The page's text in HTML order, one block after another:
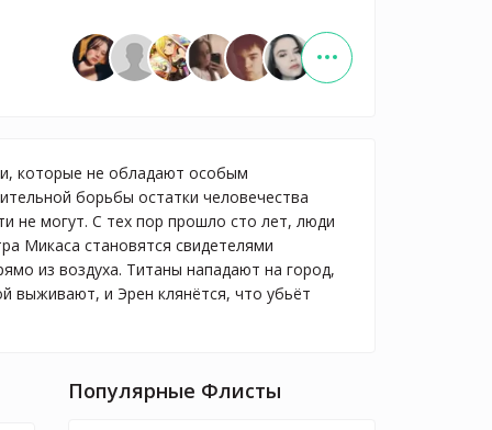
которые не обладают особым
борьбы остатки человечества
не могут. С тех пор прошло сто лет, люди
Микаса становятся свидетелями
из воздуха. Титаны нападают на город,
выживают, и Эрен клянётся, что убьёт
Популярные Флисты